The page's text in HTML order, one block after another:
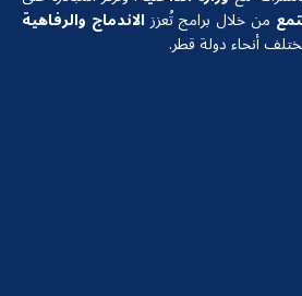
من خلال برامج تُعززالاندماج والرفاهية
أنحاء دولة قطر.